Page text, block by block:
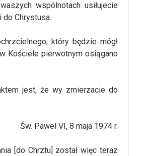
wspólnotach usiłujecie
Chrystusa.
który będzie mógł
Kościele pierwotnym osiągano
jest, że wy zmierzacie do
Św. Paweł VI, 8 maja 1974 r.
[do Chrztu] został więc teraz